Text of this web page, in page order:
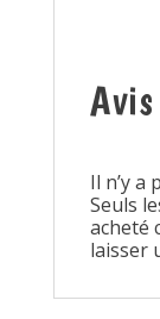
Avis
Il n’y a
Seuls
acheté
laisser